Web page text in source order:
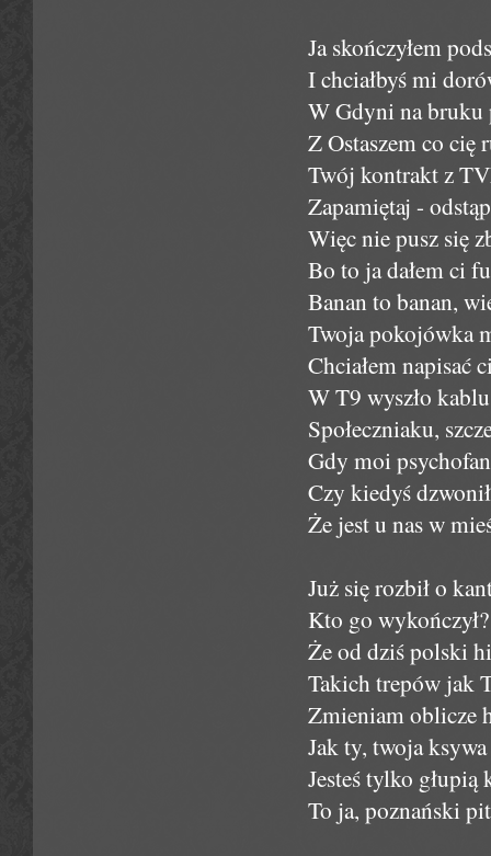
Ja skończyłem
I chciałbyś mi
W Gdyni na bruku
Z Ostaszem co cię
Twój kontrakt z
Zapamiętaj -
Więc nie pusz się
Bo to ja dałem ci
Banan to banan,
Twoja pokojówka
Chciałem napisać
W T9 wyszło
Społeczniaku,
Gdy moi
Czy kiedyś
Że jest u nas w
Już się rozbił o
Kto go
Że od dziś polski
Takich trepów jak
Zmieniam oblicze
Jak ty, twoja
Jesteś tylko głupią
To ja, poznański